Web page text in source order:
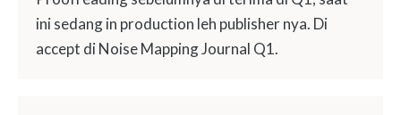
ini sedang in production leh publisher nya. Di
accept di Noise Mapping Journal Q1.